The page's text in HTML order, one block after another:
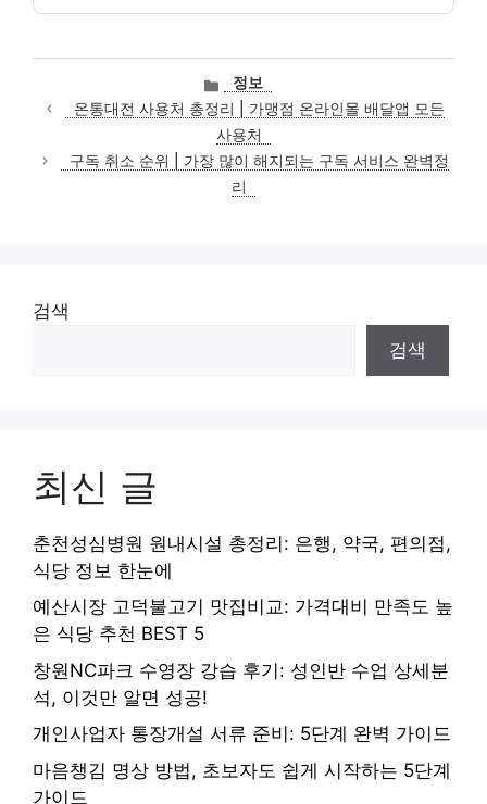
카
테
고
리
정보
온통대전 사용처 총정리 | 가맹점 온라인몰 배달앱 모든
사용처
구독 취소 순위 | 가장 많이 해지되는 구독 서비스 완벽정
리
검색
검색
최신 글
춘천성심병원 원내시설 총정리: 은행, 약국, 편의점,
식당 정보 한눈에
예산시장 고덕불고기 맛집비교: 가격대비 만족도 높
은 식당 추천 BEST 5
창원NC파크 수영장 강습 후기: 성인반 수업 상세분
석, 이것만 알면 성공!
개인사업자 통장개설 서류 준비: 5단계 완벽 가이드
마음챙김 명상 방법, 초보자도 쉽게 시작하는 5단계
가이드